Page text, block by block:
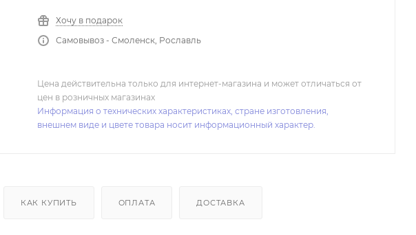
Хочу в подарок
Самовывоз - Смоленск, Рославль
Цена действительна только для интернет-магазина и может отличаться от
цен в розничных магазинах
Информация о технических характеристиках, стране изготовления,
внешнем виде и цвете товара носит информационный характер.
КАК КУПИТЬ ОПЛАТА ДОСТАВКА